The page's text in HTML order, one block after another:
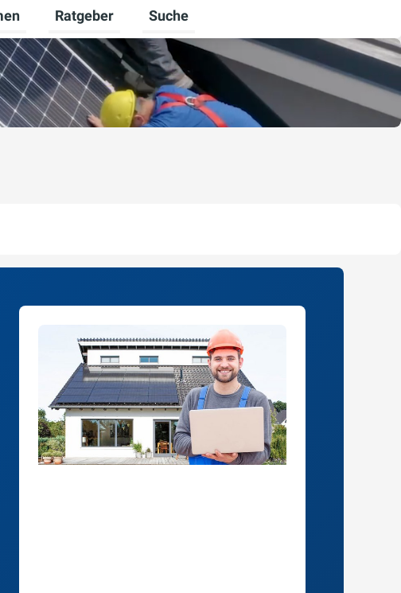
umschalten
Karriere umschalten
Untermenü für Unternehmen umschalten
Ratgeber
Untermenü für Ratgeber umschalten
Suche